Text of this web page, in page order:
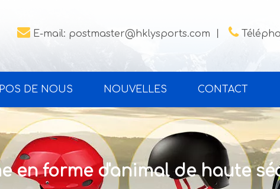
 E-mail: postmaster@hklysports.com 
DE NOUS NOUVELLES CONTACT
en forme d'animal de haute